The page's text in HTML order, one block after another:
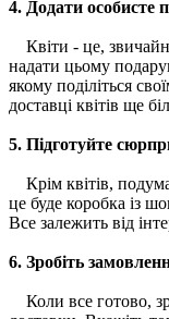
4. Додати особисте
Квіти - це,
надати цьому
якому поділіться
доставці квітів ще
5. Підготуйте
Крім квітів,
це буде коробка із
Все залежить від
6. Зробіть
Коли все готово,